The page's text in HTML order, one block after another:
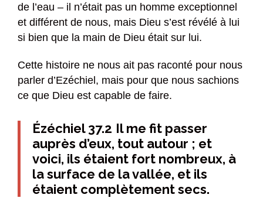
de l’eau – il n’était pas un homme exceptionnel
et différent de nous, mais Dieu s’est révélé à lui
si bien que la main de Dieu était sur lui.
Cette histoire ne nous ait pas raconté pour nous
parler d’Ezéchiel, mais pour que nous sachions
ce que Dieu est capable de faire.
Ézéchiel 37.2 Il me fit passer
auprès d’eux, tout autour ; et
voici, ils étaient fort nombreux, à
la surface de la vallée, et ils
étaient complètement secs.